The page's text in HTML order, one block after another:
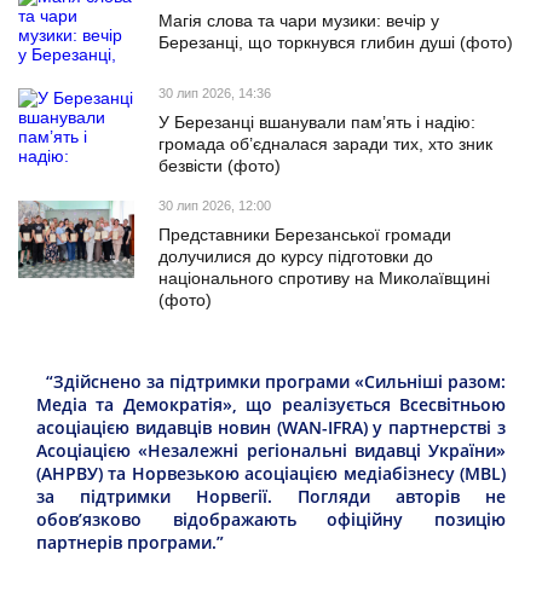
Магія слова та чари музики: вечір у
Березанці, що торкнувся глибин душі (фото)
30 лип 2026, 14:36
У Березанці вшанували пам’ять і надію:
громада об’єдналася заради тих, хто зник
безвісти (фото)
30 лип 2026, 12:00
Представники Березанської громади
долучилися до курсу підготовки до
національного спротиву на Миколаївщині
(фото)
“Здійснено за підтримки програми «Сильніші разом:
Медіа та Демократія», що реалізується Всесвітньою
асоціацією видавців новин (WAN-IFRA) у партнерстві з
Асоціацією «Незалежні регіональні видавці України»
(АНРВУ) та Норвезькою асоціацією медіабізнесу (MBL)
за підтримки Норвегії. Погляди авторів не
обов’язково відображають офіційну позицію
партнерів програми.”